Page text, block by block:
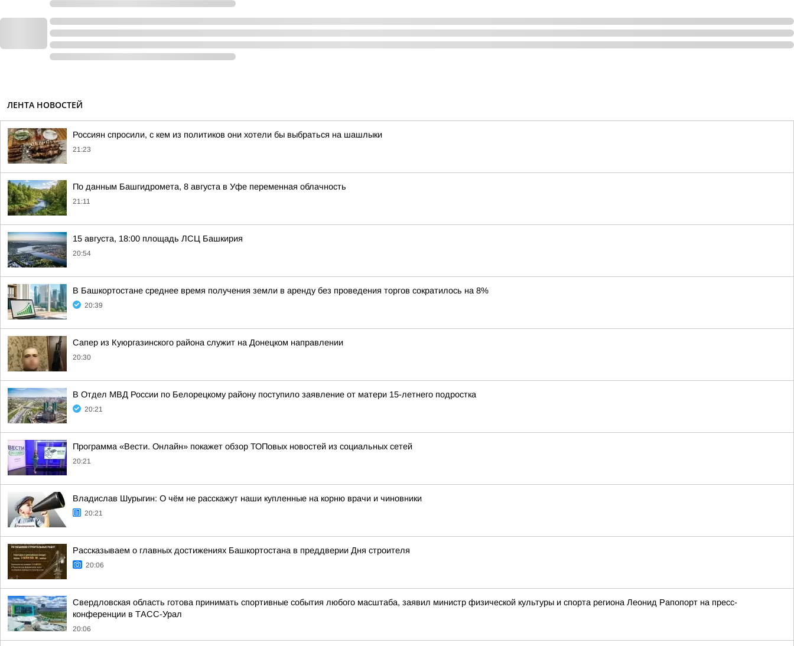
ЛЕНТА НОВОСТЕЙ
Россиян спросили, с кем из политиков они хотели бы выбраться на шашлыки
21:23
По данным Башгидромета, 8 августа в Уфе переменная облачность
21:11
15 августа, 18:00 площадь ЛСЦ Башкирия
20:54
В Башкортостане среднее время получения земли в аренду без проведения торгов сократилось на 8%
20:39
Сапер из Куюргазинского района служит на Донецком направлении
20:30
В Отдел МВД России по Белорецкому району поступило заявление от матери 15-летнего подростка
20:21
Программа «Вести. Онлайн» покажет обзор ТОПовых новостей из социальных сетей
20:21
Владислав Шурыгин: О чём не расскажут наши купленные на корню врачи и чиновники
20:21
Рассказываем о главных достижениях Башкортостана в преддверии Дня строителя
20:06
Свердловская область готова принимать спортивные события любого масштаба, заявил министр физической культуры и спорта региона Леонид Рапопорт на пресс-
конференции в ТАСС-Урал
20:06